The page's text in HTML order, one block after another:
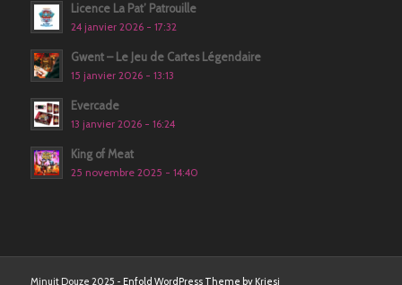
Licence La Pat’ Patrouille
24 janvier 2026 - 17:32
Gwent – Le Jeu de Cartes Légendaire
15 janvier 2026 - 13:13
Evercade
13 janvier 2026 - 16:24
King of Meat
25 novembre 2025 - 14:40
Minuit Douze 2025 - Enfold WordPress Theme by Kriesi